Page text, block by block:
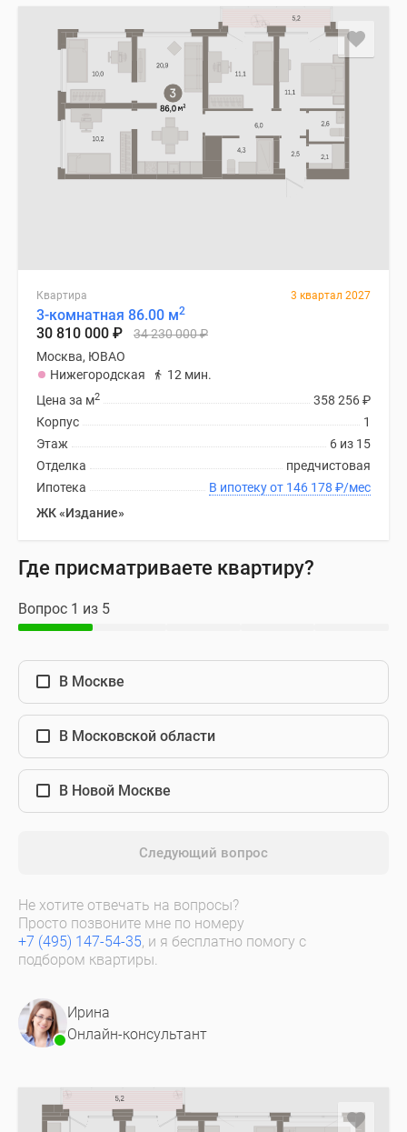
Квартира 3 квартал 2027
3-комнатная 86.00 м2
30 810 000 ₽ 34 230 000₽
Москва, ЮВАО
Нижегородская
12 мин.
358 256₽
Цена за м2
1
Корпус
6 из 15
Этаж
предчистовая
Отделка
В ипотеку от 146 178 ₽/мес
Ипотека
ЖК «Издание»
Где присматриваете квартиру?
Вопрос 1 из 5
В Москве
В Московской области
В Новой Москве
Следующий вопрос
Не хотите отвечать на вопросы?
Просто позвоните мне по номеру
+7 (495) 147-54-35, и я бесплатно помогу с
подбором квартиры.
Ирина
Онлайн-консультант